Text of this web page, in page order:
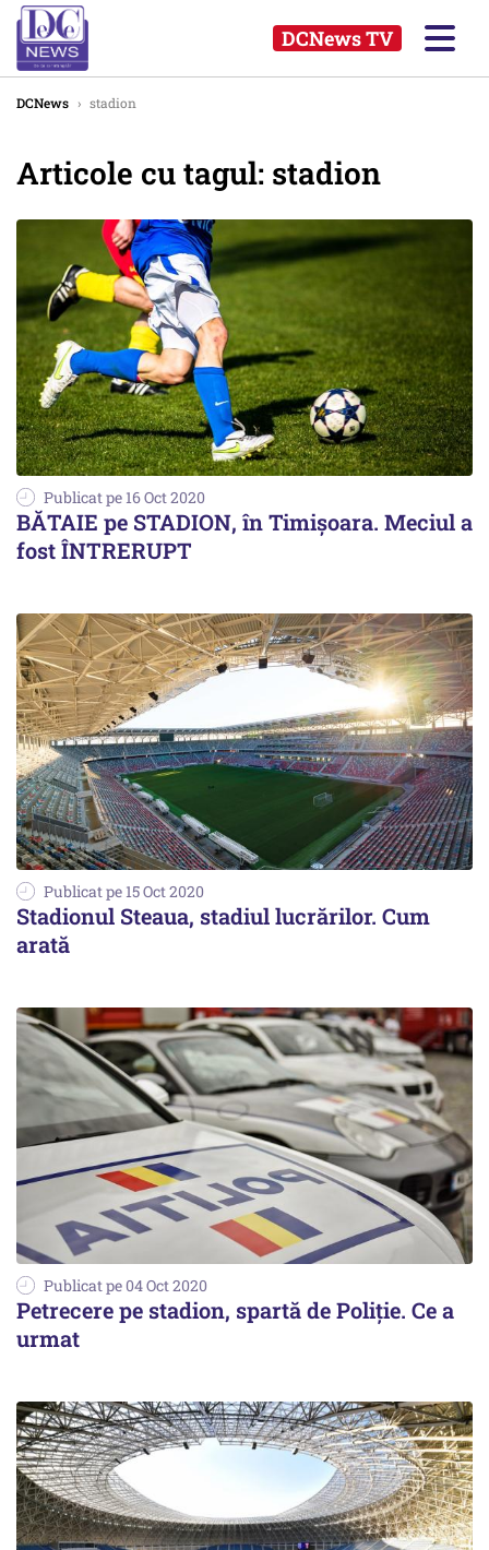
DCNews TV
DCNews › stadion
Articole cu tagul: stadion
Publicat pe 16 Oct 2020
BĂTAIE pe STADION, în Timișoara. Meciul a
fost ÎNTRERUPT
Publicat pe 15 Oct 2020
Stadionul Steaua, stadiul lucrărilor. Cum
arată
Publicat pe 04 Oct 2020
Petrecere pe stadion, spartă de Poliție. Ce a
urmat